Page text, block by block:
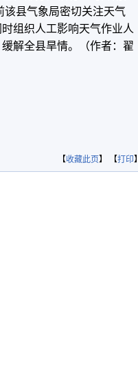
县气象局密切关注天气
组织人工影响天气作业人
解全县旱情。（作者： 翟
【收藏此页】 【打印】